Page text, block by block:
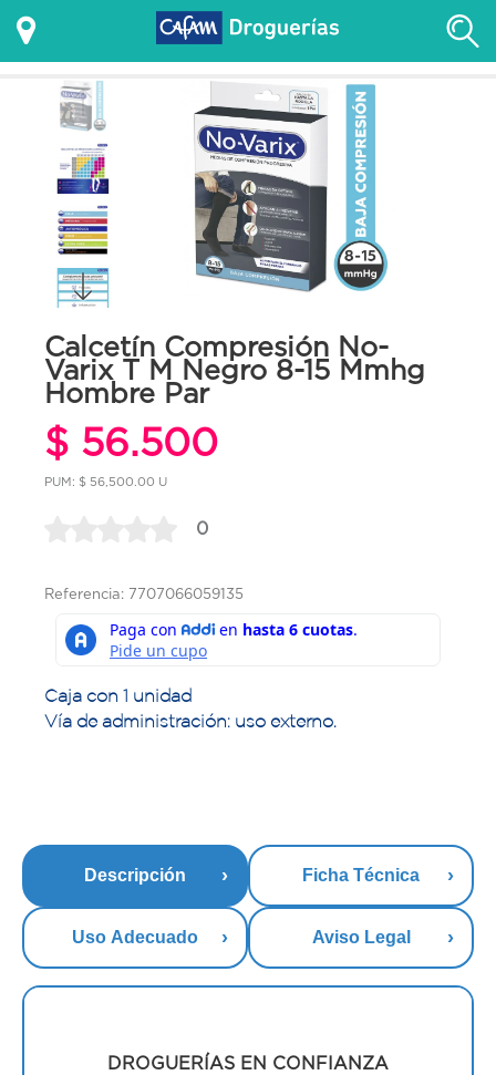
Calcetín Compresión No-
Varix T M Negro 8-15 Mmhg
Hombre Par
$ 56.500
PUM: $ 56,500.00 U
0
Referencia: 7707066059135
Caja con 1 unidad
Vía de administración: uso externo.
Descripción Ficha Técnica
Uso Adecuado Aviso Legal
DROGUERÍAS EN CONFIANZA